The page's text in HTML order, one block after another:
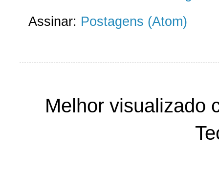
Assinar: Postagens (Atom)
Melhor visualizado